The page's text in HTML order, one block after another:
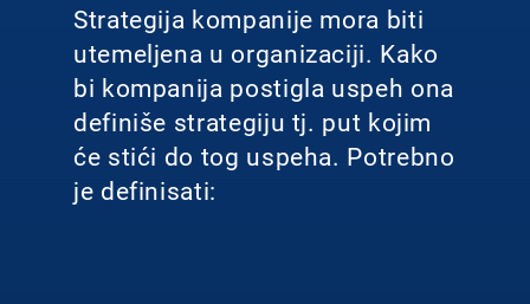
Strategija kompanije mora biti
utemeljena u organizaciji. Kako
bi kompanija postigla uspeh ona
definiše strategiju tj. put kojim
će stići do tog uspeha. Potrebno
je definisati: